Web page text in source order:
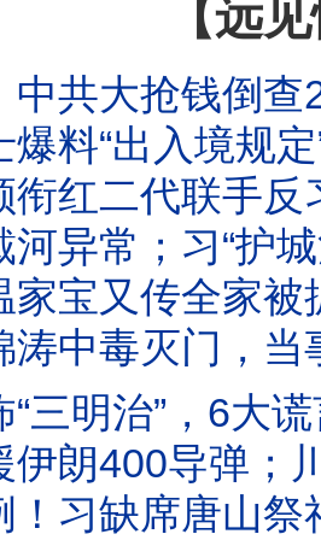
【远
25年！赴港买保险征税2成！全民边控已实
”内幕：原因竟是它？官媒入场，华为发酵；伊
反习；习暗助伊朗打地面战；全民痛
护城河”没了！刘源现异动；传大批军
，多人坠楼！“北戴河时间”开启，他才是最后杀
事人辟谣！假爆料暗藏真威胁，习要掀桌？
震碎三观：差点死于疫苗仍力推；恶意误导防疫
川普大怒爆粗要痛打伊朗；福奇听证百
祀典礼，官媒释重大异常信号！王岐山花圈